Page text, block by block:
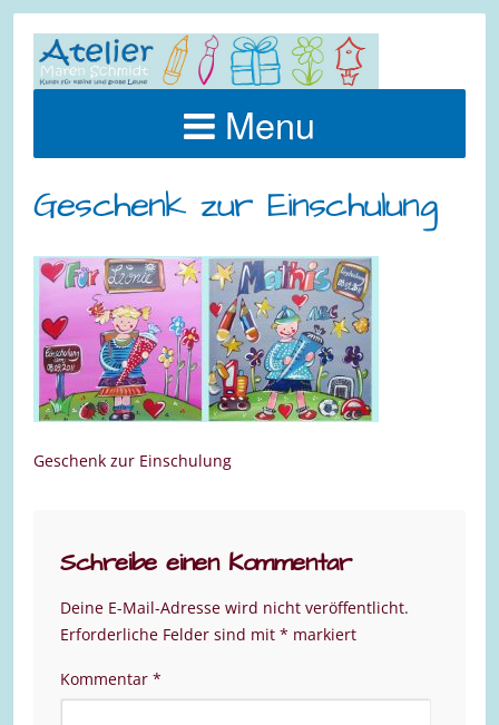
Menu
Geschenk zur Einschulung
Geschenk zur Einschulung
Schreibe einen Kommentar
Deine E-Mail-Adresse wird nicht veröffentlicht.
Erforderliche Felder sind mit * markiert
Kommentar *